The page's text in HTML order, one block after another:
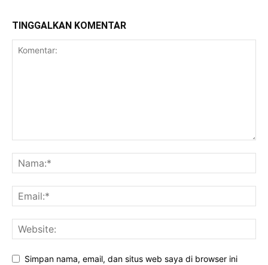
TINGGALKAN KOMENTAR
Simpan nama, email, dan situs web saya di browser ini